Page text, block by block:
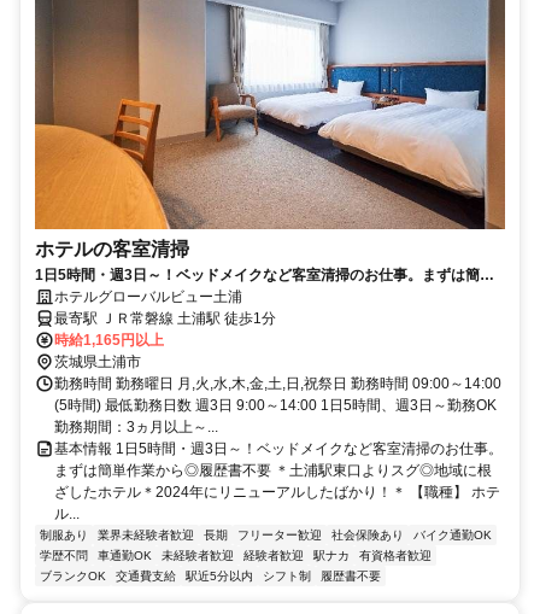
ホテルの客室清掃
1日5時間・週3日～！ベッドメイクなど客室清掃のお仕事。まずは簡単
作業から◎履歴書不要
ホテルグローバルビュー土浦
最寄駅 ＪＲ常磐線 土浦駅 徒歩1分
時給1,165円以上
茨城県土浦市
勤務時間 勤務曜日 月,火,水,木,金,土,日,祝祭日 勤務時間 09:00～14:00
(5時間) 最低勤務日数 週3日 9:00～14:00 1日5時間、週3日～勤務OK
勤務期間：3ヵ月以上～...
基本情報 1日5時間・週3日～！ベッドメイクなど客室清掃のお仕事。
まずは簡単作業から◎履歴書不要 ＊土浦駅東口よりスグ◎地域に根
ざしたホテル＊2024年にリニューアルしたばかり！＊ 【職種】 ホテ
ル...
制服あり 業界未経験者歓迎 長期 フリーター歓迎 社会保険あり
バイク通勤OK
学歴不問
車通勤OK 未経験者歓迎 経験者歓迎 駅ナカ
有資格者歓迎
ブランクOK
交通費支給 駅近5分以内 シフト制 履歴書不要